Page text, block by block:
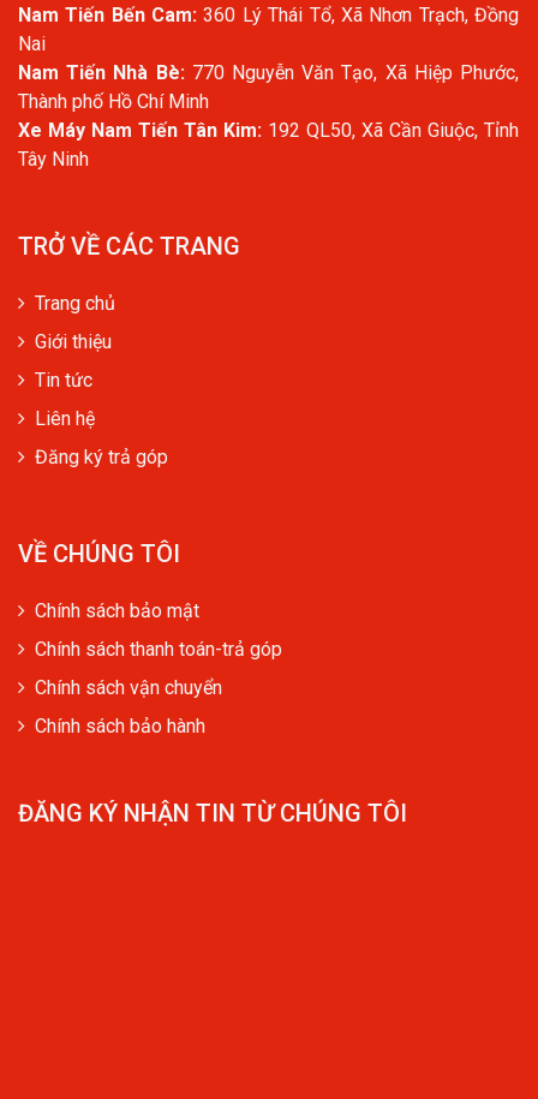
Nam Tiến Bến Cam: 360 Lý Thái Tổ, Xã Nhơn Trạch, Đồng
Nai
Nam Tiến Nhà Bè: 770 Nguyễn Văn Tạo, Xã Hiệp Phước,
Thành phố Hồ Chí Minh
Xe Máy Nam Tiến Tân Kim: 192 QL50, Xã Cần Giuộc, Tỉnh
Tây Ninh
TRỞ VỀ CÁC TRANG
Trang chủ
Giới thiệu
Tin tức
Liên hệ
Đăng ký trả góp
VỀ CHÚNG TÔI
Chính sách bảo mật
Chính sách thanh toán-trả góp
Chính sách vận chuyển
Chính sách bảo hành
ĐĂNG KÝ NHẬN TIN TỪ CHÚNG TÔI